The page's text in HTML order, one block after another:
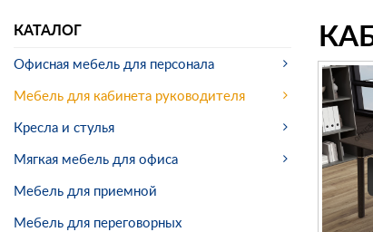
КАТАЛОГ
Офисная мебель для персонала
Мебель для кабинета руководителя
Кресла и стулья
Мягкая мебель для офиса
Мебель для приемной
Мебель для переговорных